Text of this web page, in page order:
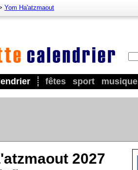
fêtes sport musique
Yom Ha'atzmaout
2027